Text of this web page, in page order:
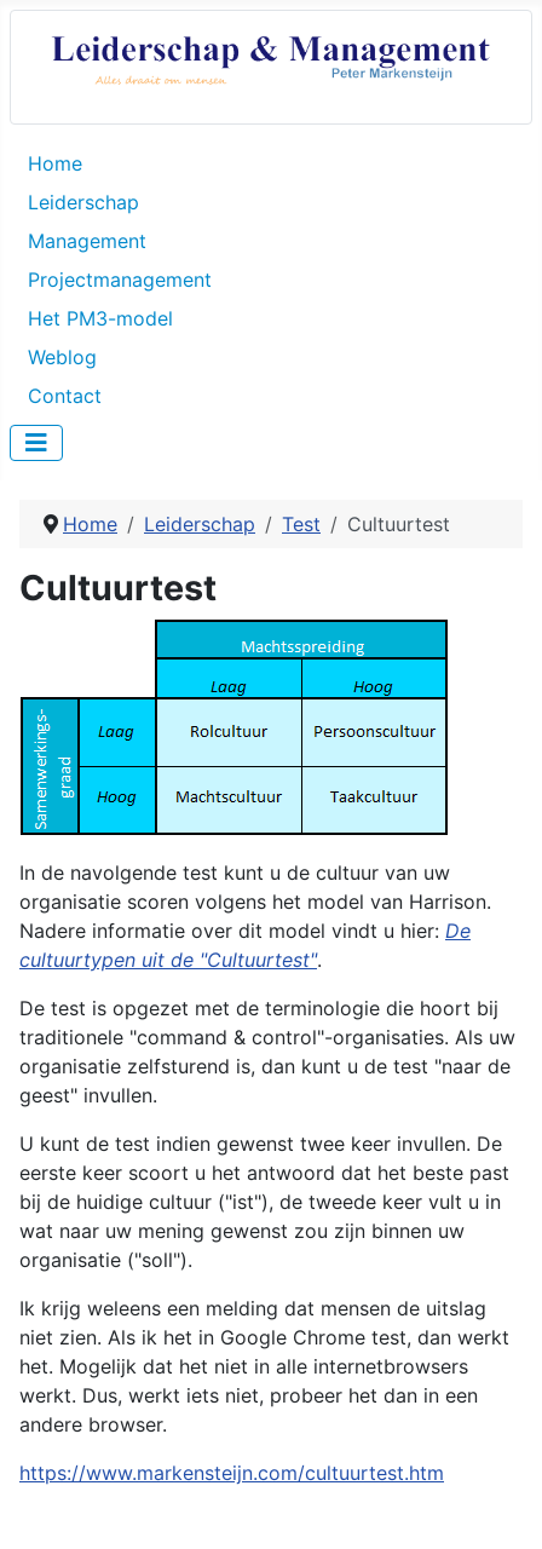
Home
Leiderschap
Management
Projectmanagement
Het PM3-model
Weblog
Contact
Home Leiderschap Test Cultuurtest
Cultuurtest
In de navolgende test kunt u de cultuur van uw
organisatie scoren volgens het model van Harrison.
Nadere informatie over dit model vindt u hier: De
cultuurtypen uit de "Cultuurtest".
De test is opgezet met de terminologie die hoort bij
traditionele "command & control"-organisaties. Als uw
organisatie zelfsturend is, dan kunt u de test "naar de
geest" invullen.
U kunt de test indien gewenst twee keer invullen. De
eerste keer scoort u het antwoord dat het beste past
bij de huidige cultuur ("ist"), de tweede keer vult u in
wat naar uw mening gewenst zou zijn binnen uw
organisatie ("soll").
Ik krijg weleens een melding dat mensen de uitslag
niet zien. Als ik het in Google Chrome test, dan werkt
het. Mogelijk dat het niet in alle internetbrowsers
werkt. Dus, werkt iets niet, probeer het dan in een
andere browser.
https://www.markensteijn.com/cultuurtest.htm